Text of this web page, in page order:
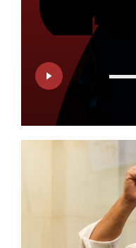
Reproductor
de
audio